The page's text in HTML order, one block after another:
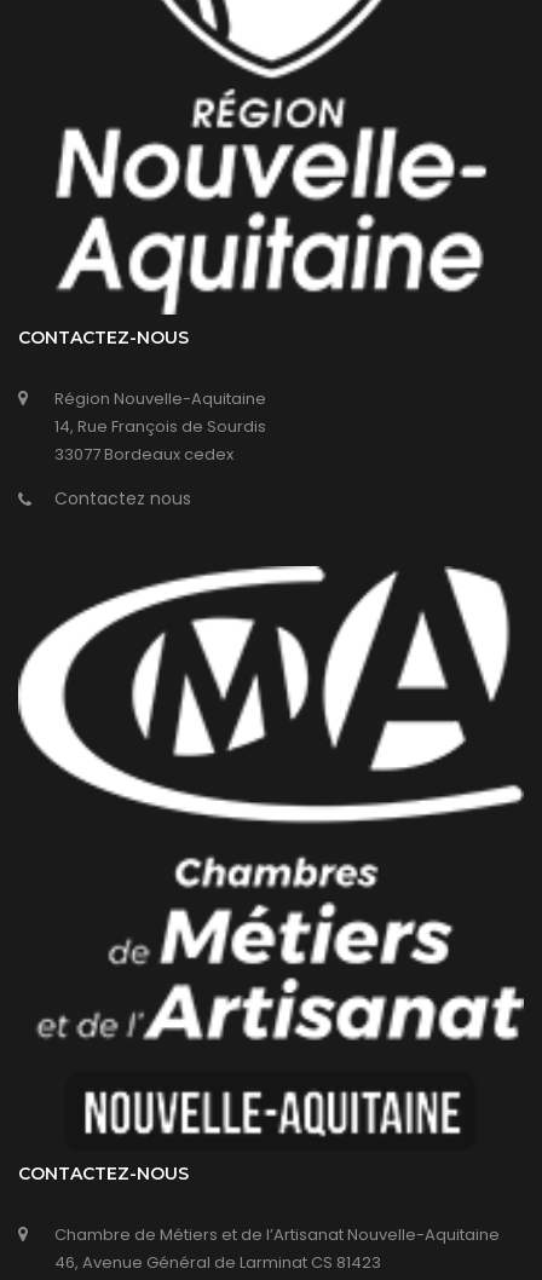
CONTACTEZ-NOUS
Région Nouvelle-Aquitaine
14, Rue François de Sourdis
33077 Bordeaux cedex
Contactez nous
CONTACTEZ-NOUS
Chambre de Métiers et de l’Artisanat Nouvelle-Aquitaine
46, Avenue Général de Larminat CS 81423